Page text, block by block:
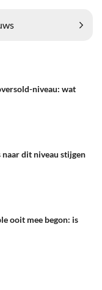
niveau: wat
naar dit niveau stijgen
ooit mee begon: is